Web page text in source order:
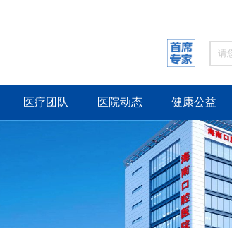
医疗团队 医院动态 健康公益